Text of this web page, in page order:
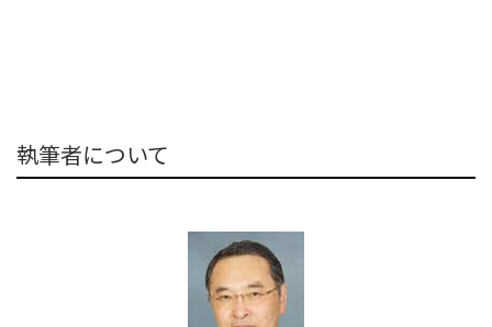
執筆者について